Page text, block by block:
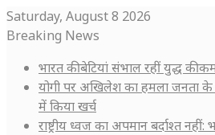
Saturday, August 8 2026
Breaking News
भारत की बेटियां संभाल रहीं युद्ध की
योगी पर अखिलेश का हमला जनता
में किया खर्च
राष्ट्रीय ध्वज का अपमान बर्दाश्त नहीं: